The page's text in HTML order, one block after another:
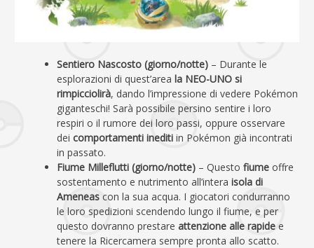
Sentiero Nascosto (giorno/notte) – Durante le
esplorazioni di quest’area la NEO-UNO si
rimpicciolirà, dando l’impressione di vedere Pokémon
giganteschi! Sarà possibile persino sentire i loro
respiri o il rumore dei loro passi, oppure osservare
dei comportamenti inediti in Pokémon già incontrati
in passato.
Fiume Milleflutti (giorno/notte) – Questo fiume offre
sostentamento e nutrimento all’intera isola di
Ameneas con la sua acqua. I giocatori condurranno
le loro spedizioni scendendo lungo il fiume, e per
questo dovranno prestare attenzione alle rapide e
tenere la Ricercamera sempre pronta allo scatto.